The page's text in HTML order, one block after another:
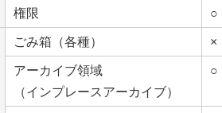
権限 ○
ごみ箱（各種） ×
アーカイブ領域
（インプレースアーカイブ）
○